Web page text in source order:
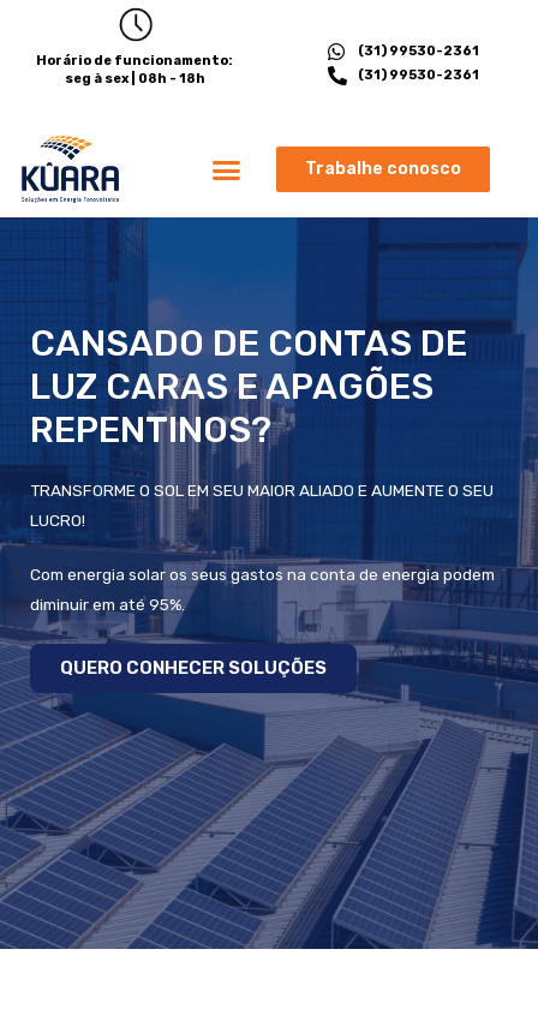
Horário de funcionamento:
seg à sex | 08h - 18h
(31) 99530-2361
(31) 99530-2361
Trabalhe conosco
CANSADO DE CONTAS DE
LUZ CARAS E APAGÕES
REPENTINOS?
TRANSFORME O SOL EM SEU MAIOR ALIADO E AUMENTE O SEU
LUCRO!
Com energia solar os seus gastos na conta de energia podem
diminuir em até 95%.
QUERO CONHECER SOLUÇÕES